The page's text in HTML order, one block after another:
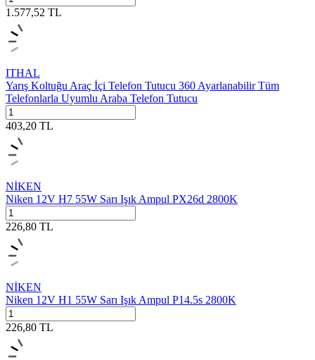
1.577,52 TL
ITHAL
Yarış Koltuğu Araç İçi Telefon Tutucu 360 Ayarlanabilir Tüm
Telefonlarla Uyumlu Araba Telefon Tutucu
403,20 TL
NİKEN
Niken 12V H7 55W Sarı Işık Ampul PX26d 2800K
226,80 TL
NİKEN
Niken 12V H1 55W Sarı Işık Ampul P14.5s 2800K
226,80 TL